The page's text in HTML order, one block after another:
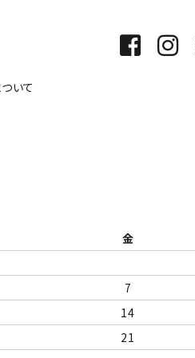
いて
金
7
14
21